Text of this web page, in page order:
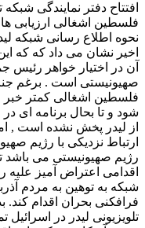
افتتاح دفتر نمایندگی شبکه
فلسطین اشغالی ارزیابی
نحوه اطلاع رسانی شبکه
اخیر نشان می داد که که
آن در اختیار خواهر رئیس
صهیونیستی است . برغم
فلسطین اشغالی کمتر
شود و تا بحال برنامه ای
از لیدر پخش نشده است ,
ارتباط نزدیکی با رژیم
رژیم صهیونیستی می باشد
اقدامی اعتراض آمیز
شبکه به توهین به مردم
فرافکنی بحران اقدام
تلویزیونی لیدر در